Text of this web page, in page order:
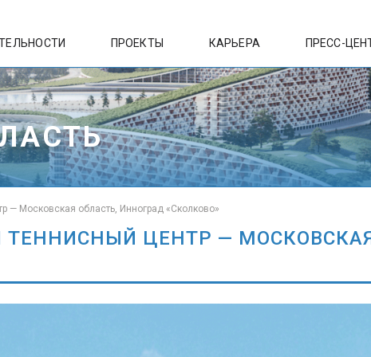
ПРОЕКТЫ КАРЬЕРА ПРЕСС-
— Московская область, Инноград «Сколково»
ЦЕНТР —